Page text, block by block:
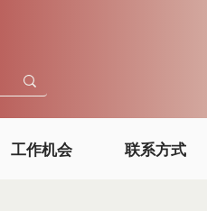
工作机会 联系方式